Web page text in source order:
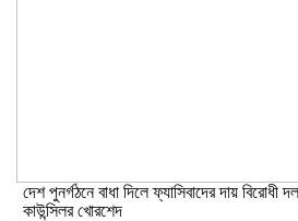
দেশ পুনর্গঠনে বাধা দিলে ফ্যাসিবাদের দায় বিরোধী
কাউন্সিলর খোরশেদ